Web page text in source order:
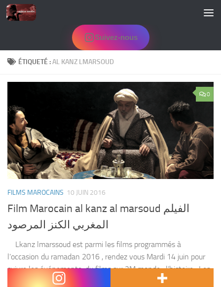
Skip to content
Suivez-nous
ÉTIQUETÉ :AL KANZ LMARSOUD
0
FILMS MAROCAINS 10 JUIN 2016
Film Marocain al kanz al marsoud الفيلم
المغربي الكنز المرصود
Lkanz lmarssoud est parmi les films programmés à
l’occasion du ramadan 2016 , rendez vous Mardi 14 juin pour
suivre les événements du films sur 2M monde . l’histoire : Les
événements du...